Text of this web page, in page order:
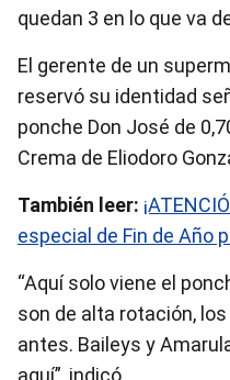
quedan 3 en lo que va
El gerente de un
reservó su identidad
ponche Don José de
Crema de Eliodoro
También leer:
especial de Fin de Año
“Aquí solo viene el
son de alta rotación,
antes. Baileys y
aquí”, indicó.